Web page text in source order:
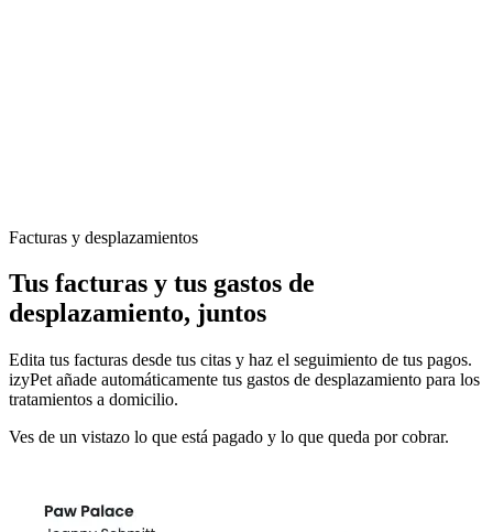
Facturas y desplazamientos
Tus facturas y tus gastos de
desplazamiento, juntos
Edita tus facturas desde tus citas y haz el seguimiento de tus pagos.
izyPet añade automáticamente tus gastos de desplazamiento para los
tratamientos a domicilio.
Ves de un vistazo lo que está pagado y lo que queda por cobrar.